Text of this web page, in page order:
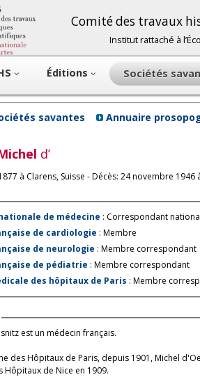
Comité des travaux
Institut rattaché à
Éditions Sociétés
savantes Annuaire
d’
à Clarens, Suisse - Décès: 24 novembre
de médecine : Correspondant
de cardiologie : Membre
de neurologie : Membre correspondant
de pédiatrie : Membre correspondant
des hôpitaux de Paris : Membre
est un médecin français.
des Hôpitaux de Paris, depuis 1901, Michel
Hôpitaux de Nice en 1909.